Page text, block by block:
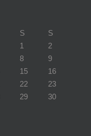
S
S
1
2
8
9
15
16
22
23
29
30